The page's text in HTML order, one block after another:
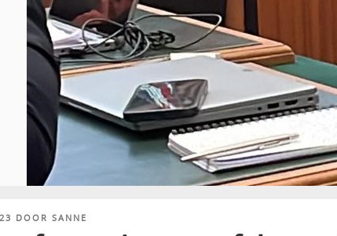
DOOR SANNE